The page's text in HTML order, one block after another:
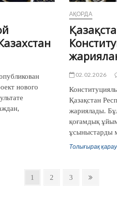
нового
АҚОРДА
02.02.2026
Қазақстан
жариялады.
қоғамдық
ұсыныстарды
Толығырақ қарау
Page
1 Page
2 Page
3